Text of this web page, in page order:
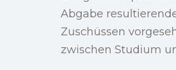
Abgabe
Zuschüssen
zwischen Studium